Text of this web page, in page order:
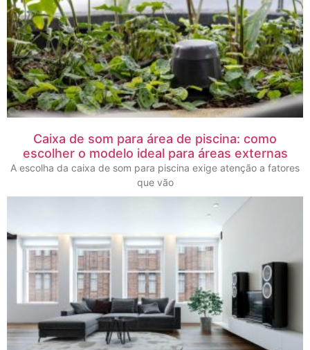
Caixa de som para área de piscina: como
escolher o modelo ideal para áreas externas
A escolha da caixa de som para piscina exige atenção a fatores
que vão